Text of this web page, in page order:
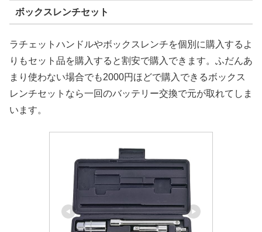
ボックスレンチセット
ラチェットハンドルやボックスレンチを個別に購入するよ
りもセット品を購入すると割安で購入できます。ふだんあ
まり使わない場合でも2000円ほどで購入できるボックス
レンチセットなら一回のバッテリー交換で元が取れてしま
います。